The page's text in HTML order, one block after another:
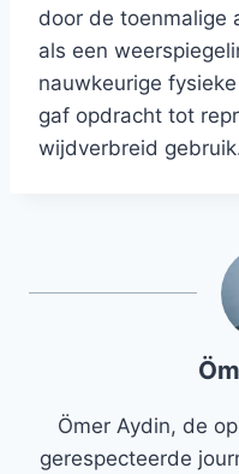
door de toenmalige
als een
nauwkeurige
gaf opdracht tot
wijdverbreid
Ömer Aydin, de
gerespecteerde